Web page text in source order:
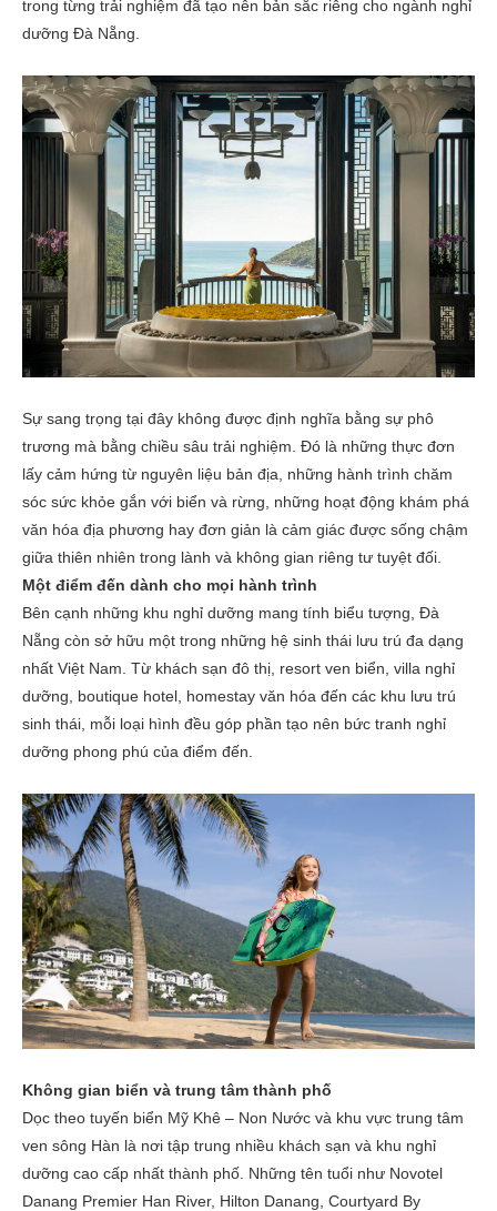
trong từng trải nghiệm đã tạo nên bản sắc riêng cho ngành nghỉ
dưỡng Đà Nẵng.
Sự sang trọng tại đây không được định nghĩa bằng sự phô
trương mà bằng chiều sâu trải nghiệm. Đó là những thực đơn
lấy cảm hứng từ nguyên liệu bản địa, những hành trình chăm
sóc sức khỏe gắn với biển và rừng, những hoạt động khám phá
văn hóa địa phương hay đơn giản là cảm giác được sống chậm
giữa thiên nhiên trong lành và không gian riêng tư tuyệt đối.
Một điểm đến dành cho mọi hành trình
Bên cạnh những khu nghỉ dưỡng mang tính biểu tượng, Đà
Nẵng còn sở hữu một trong những hệ sinh thái lưu trú đa dạng
nhất Việt Nam. Từ khách sạn đô thị, resort ven biển, villa nghỉ
dưỡng, boutique hotel, homestay văn hóa đến các khu lưu trú
sinh thái, mỗi loại hình đều góp phần tạo nên bức tranh nghỉ
dưỡng phong phú của điểm đến.
Không gian biển và trung tâm thành phố
Dọc theo tuyến biển Mỹ Khê – Non Nước và khu vực trung tâm
ven sông Hàn là nơi tập trung nhiều khách sạn và khu nghỉ
dưỡng cao cấp nhất thành phố. Những tên tuổi như Novotel
Danang Premier Han River, Hilton Danang, Courtyard By